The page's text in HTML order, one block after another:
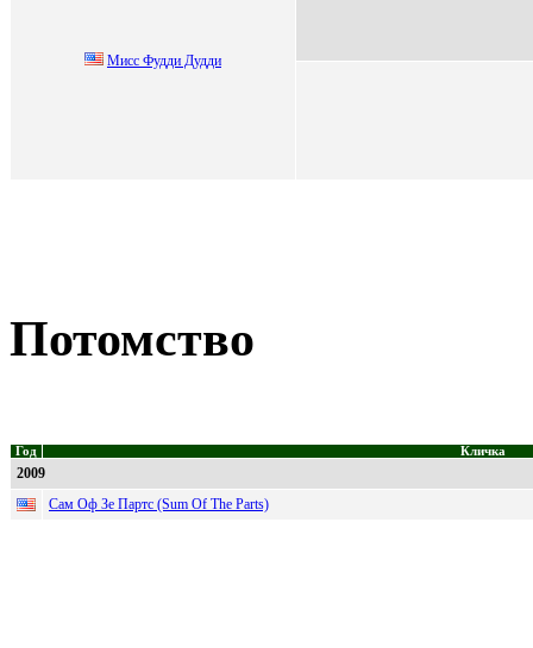
Mиcc Фудди Дудди
Потомство
Год Кличка
2009
Сам Оф Зе Партс (Sum Of The Parts)